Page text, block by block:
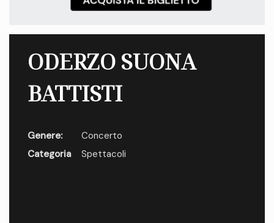
ODERZO SUONA
BATTISTI
Genere:
Concerto
Categoria
Spettacoli